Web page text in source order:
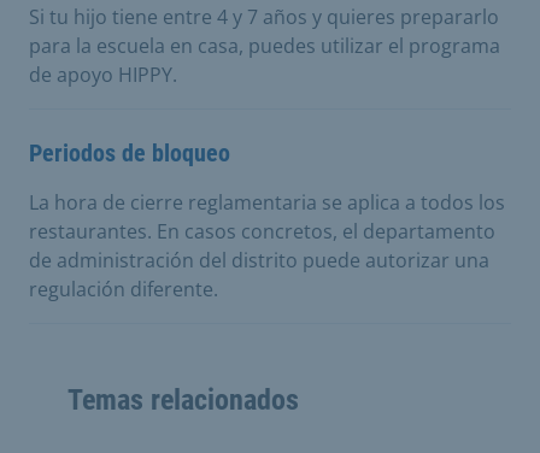
Si tu hijo tiene entre 4 y 7 años y quieres prepararlo
para la escuela en casa, puedes utilizar el programa
de apoyo HIPPY.
Periodos de bloqueo
La hora de cierre reglamentaria se aplica a todos los
restaurantes. En casos concretos, el departamento
de administración del distrito puede autorizar una
regulación diferente.
Temas relacionados